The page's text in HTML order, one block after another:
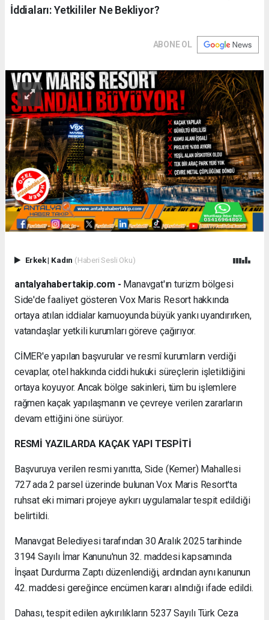
İddiaları: Yetkililer Ne Bekliyor?
ABONE OL
Erkek| Kadın (Haberi Sesli Oku)
antalyahabertakip.com - Manavgat'ın turizm bölgesi
Side'de faaliyet gösteren Vox Maris Resort hakkında
ortaya atılan iddialar kamuoyunda büyük yankı uyandırırken,
vatandaşlar yetkili kurumları göreve çağırıyor.
CİMER'e yapılan başvurular ve resmî kurumların verdiği
cevaplar, otel hakkında ciddi hukuki süreçlerin işletildiğini
ortaya koyuyor. Ancak bölge sakinleri, tüm bu işlemlere
rağmen kaçak yapılaşmanın ve çevreye verilen zararların
devam ettiğini öne sürüyor.
RESMİ YAZILARDA KAÇAK YAPI TESPİTİ
Başvuruya verilen resmi yanıtta, Side (Kemer) Mahallesi
727 ada 2 parsel üzerinde bulunan Vox Maris Resort'ta
ruhsat eki mimari projeye aykırı uygulamalar tespit edildiği
belirtildi.
Manavgat Belediyesi tarafından 30 Aralık 2025 tarihinde
3194 Sayılı İmar Kanunu'nun 32. maddesi kapsamında
İnşaat Durdurma Zaptı düzenlendiği, ardından aynı kanunun
42. maddesi gereğince encümen kararı alındığı ifade edildi.
Dahası, tespit edilen aykırılıkların 5237 Sayılı Türk Ceza